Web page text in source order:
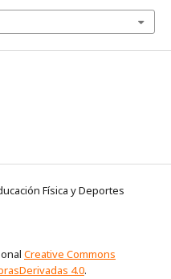
Física y Deportes
Creative Commons
4.0.